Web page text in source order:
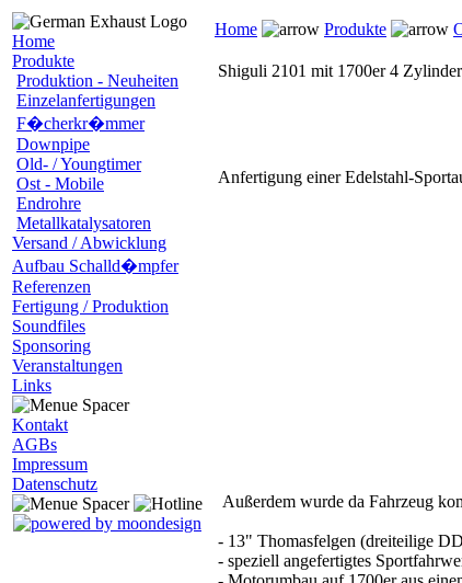
Home
Produkte
Produktion - Neuheiten
Einzelanfertigungen
F�cherkr�mmer
Downpipe
Old- / Youngtimer
Ost - Mobile
Endrohre
Metallkatalysatoren
Versand / Abwicklung
Aufbau Schalld�mpfer
Referenzen
Fertigung / Produktion
Soundfiles
Sponsoring
Veranstaltungen
Links
Kontakt
AGBs
Impressum
Datenschutz
Home Produkte
Shiguli 2101 mit 1700er 4 Zylinder
Anfertigung einer Edelstahl-
Außerdem wurde da Fahrzeug
- 13" Thomasfelgen (dreiteilige
- speziell angefertigtes